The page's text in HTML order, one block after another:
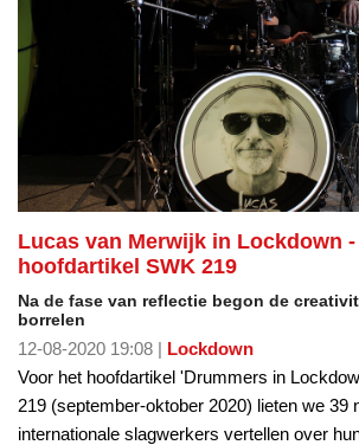
Lucas van Merwijk in Lockdown
hoofdartikel SWK 219
Na de fase van reflectie begon de
borrelen
12-08-2020 19:08 | Lockdown
Voor het hoofdartikel 'Drummers in
219 (september-oktober 2020) lieten we 39
internationale slagwerkers vertellen over